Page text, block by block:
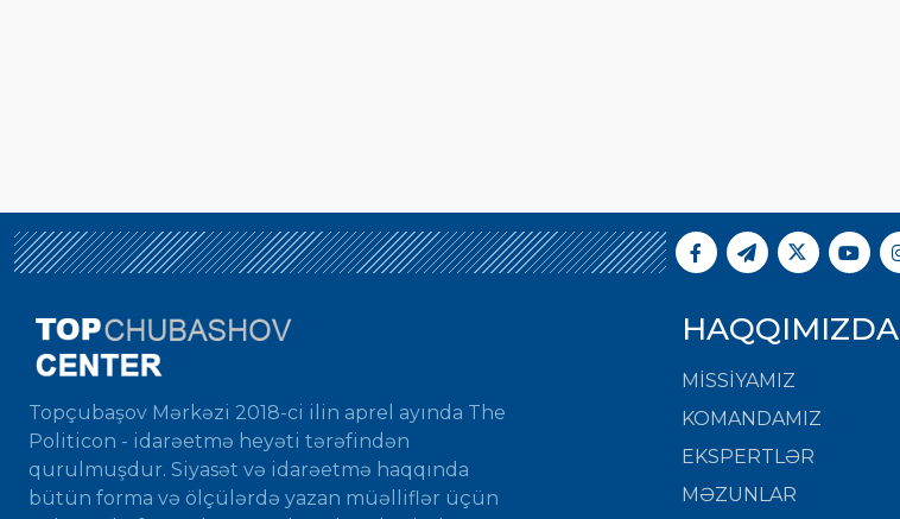
Topçubaşov Mərkəzi 2018-ci ilin aprel ayında The
Politicon - idarəetmə heyəti tərəfindən
qurulmuşdur. Siyasət və idarəetmə haqqında
bütün forma və ölçülərdə yazan müəlliflər üçün
HAQQIMIZDA
MISSIYAMIZ
KOMANDAMIZ
EKSPERTLƏR
MƏZUNLAR